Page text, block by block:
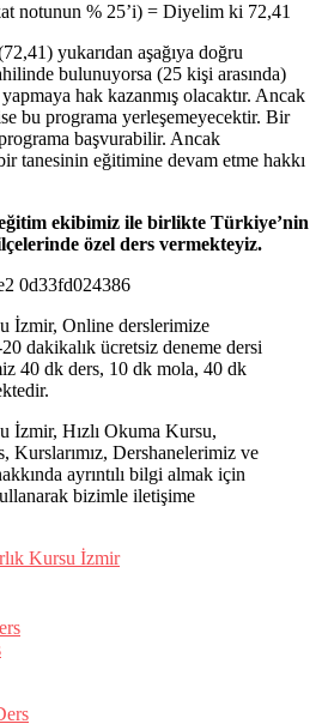
notunun % 25’i) = Diyelim ki 72,41
yukarıdan aşağıya doğru
bulunuyorsa (25 kişi arasında)
hak kazanmış olacaktır. Ancak
bu programa yerleşemeyecektir. Bir
başvurabilir. Ancak
tanesinin eğitimine devam etme hakkı
eğitim ekibimiz ile birlikte Türkiye’nin
özel ders vermekteyiz.
İzmir, Online derslerimize
dakikalık ücretsiz deneme dersi
40 dk ders, 10 dk mola, 40 dk
İzmir, Hızlı Okuma Kursu,
Kurslarımız, Dershanelerimiz ve
ayrıntılı bilgi almak için
bizimle iletişime
Kursu İzmir